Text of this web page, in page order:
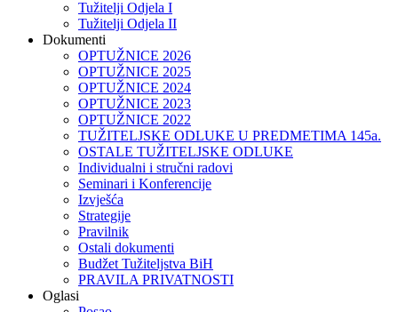
Tužitelji Odjela I
Tužitelji Odjela II
Dokumenti
OPTUŽNICE 2026
OPTUŽNICE 2025
OPTUŽNICE 2024
OPTUŽNICE 2023
OPTUŽNICE 2022
TUŽITELJSKE ODLUKE U PREDMETIMA 145a.
OSTALE TUŽITELJSKE ODLUKE
Individualni i stručni radovi
Seminari i Konferencije
Izvješća
Strategije
Pravilnik
Ostali dokumenti
Budžet Tužiteljstva BiH
PRAVILA PRIVATNOSTI
Oglasi